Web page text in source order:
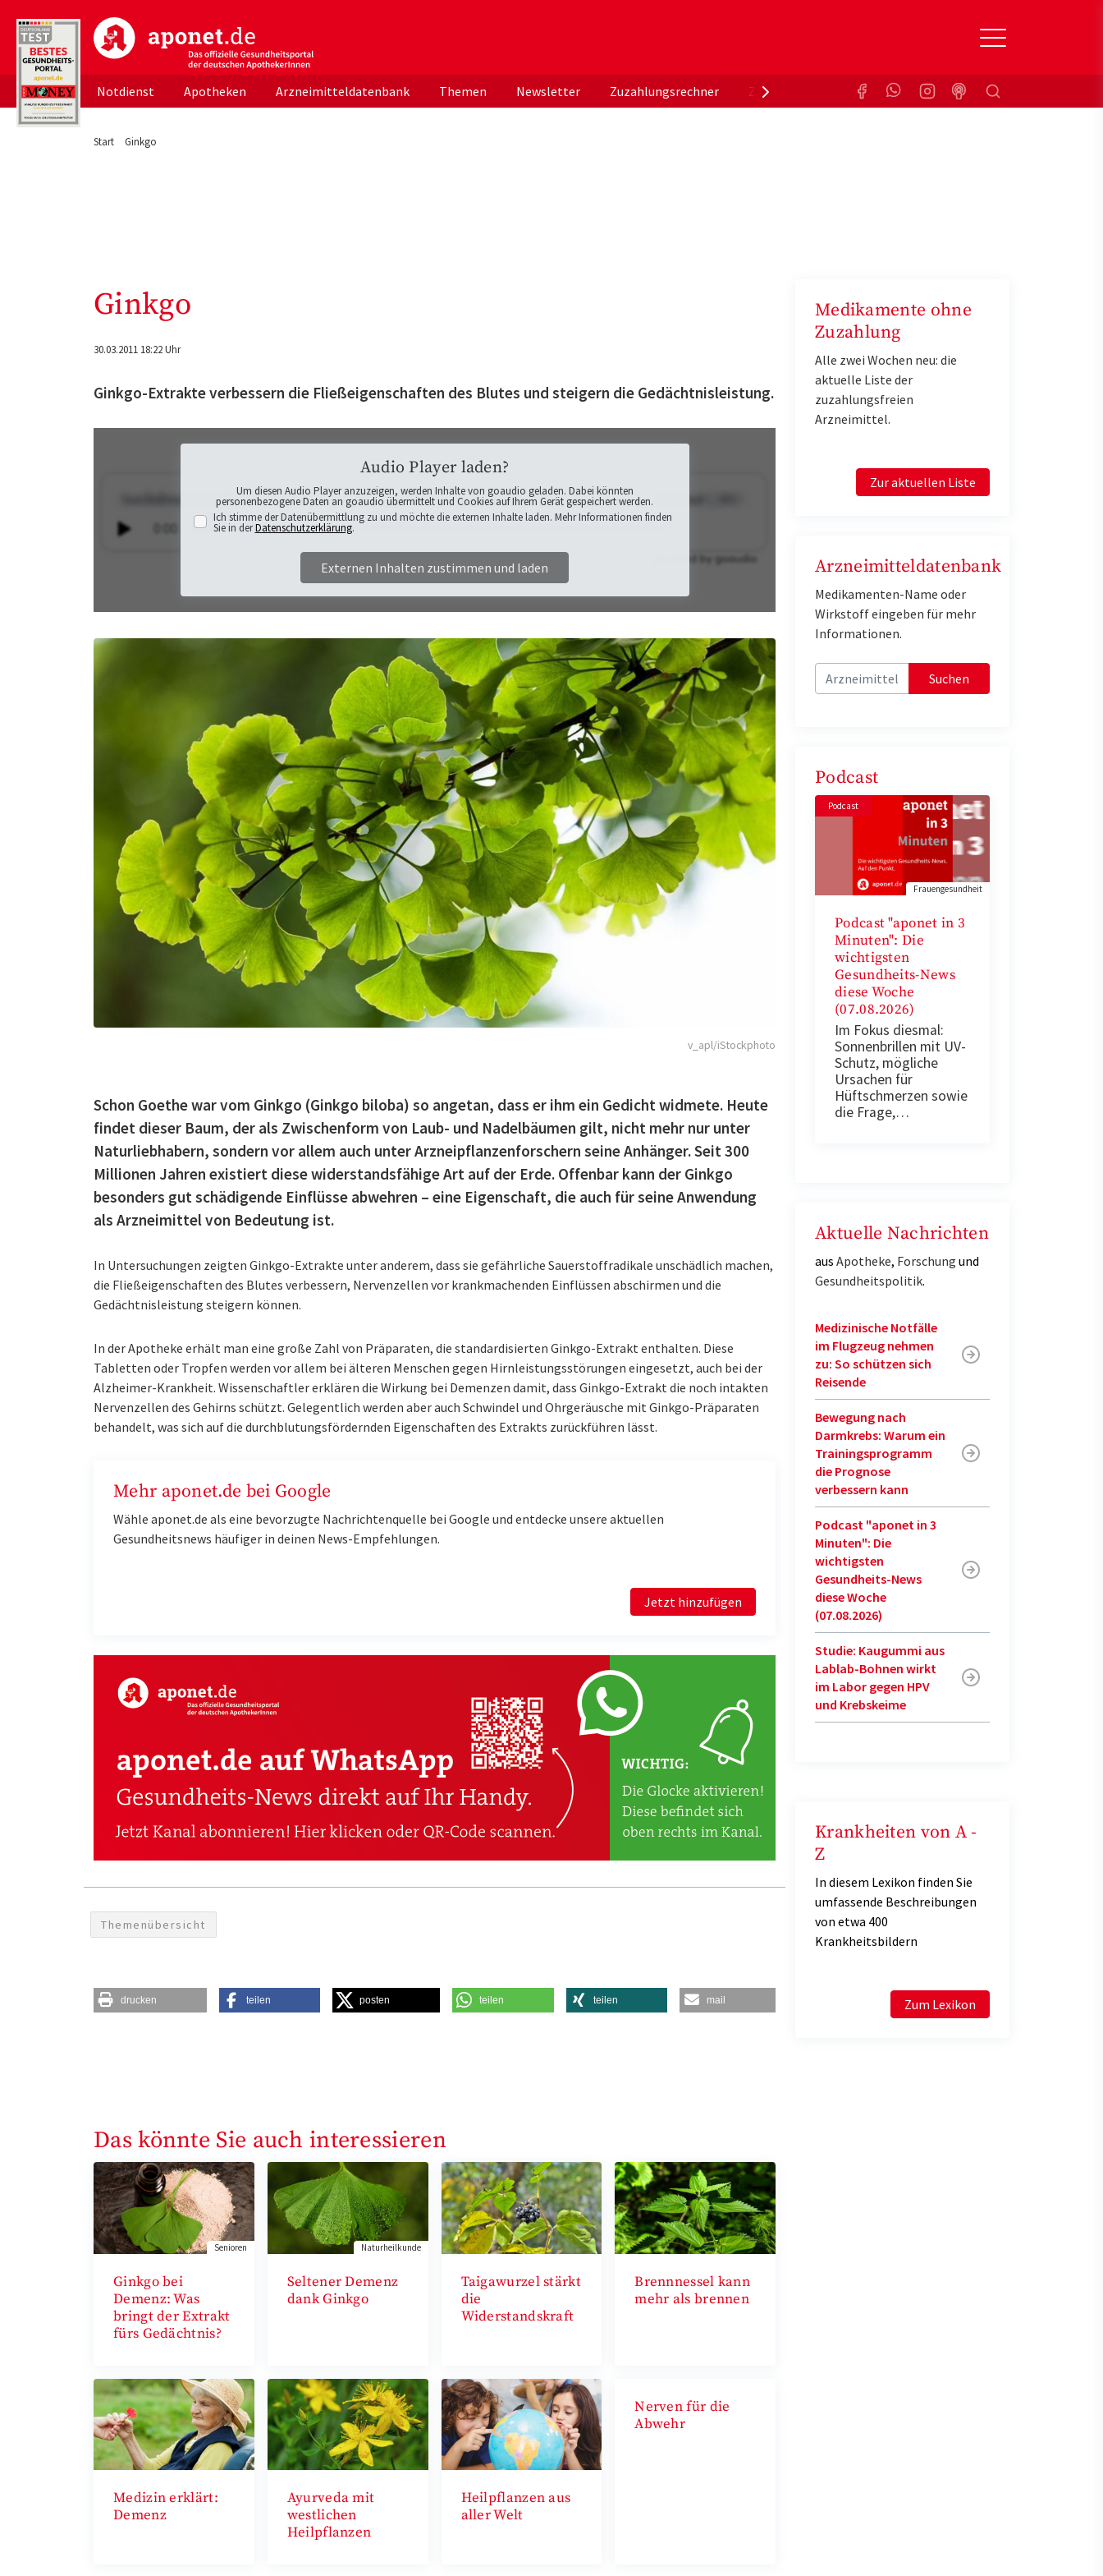
aponet.de - Das offizielle Gesundheitsportal der deutschen ApothekerInnen
Notdienst Apotheken Arzneimitteldatenbank Themen Newsletter Zuzahlungsrechner Zuzahlungsbefreiung KrankenkasseSuchen
Start Ginkgo
Ginkgo
30.03.2011 18:22 Uhr
Ginkgo-Extrakte verbessern die Fließeigenschaften des Blutes und steigern die Gedächtnisleistung.
Audio Player laden?
Um diesen Audio Player anzuzeigen, werden Inhalte von goaudio geladen. Dabei könnten
personenbezogene Daten an goaudio übermittelt und Cookies auf Ihrem Gerät gespeichert werden.
Ich stimme der Datenübermittlung zu und möchte die externen Inhalte laden. Mehr Informationen finden
Sie in derDatenschutzerklärung.
Externen Inhalten zustimmen und laden
v_apl/iStockphoto
Schon Goethe war vom Ginkgo (Ginkgo biloba) so angetan, dass er ihm ein Gedicht widmete. Heute
findet dieser Baum, der als Zwischenform von Laub- und Nadelbäumen gilt, nicht mehr nur unter
Naturliebhabern, sondern vor allem auch unter Arzneipflanzenforschern seine Anhänger. Seit 300
Millionen Jahren existiert diese widerstandsfähige Art auf der Erde. Offenbar kann der Ginkgo
besonders gut schädigende Einflüsse abwehren – eine Eigenschaft, die auch für seine Anwendung
als Arzneimittel von Bedeutung ist.
In Untersuchungen zeigten Ginkgo-Extrakte unter anderem, dass sie gefährliche Sauerstoffradikale unschädlich machen,
die Fließeigenschaften des Blutes verbessern, Nervenzellen vor krankmachenden Einflüssen abschirmen und die
Gedächtnisleistung steigern können.
In der Apotheke erhält man eine große Zahl von Präparaten, die standardisierten Ginkgo-Extrakt enthalten. Diese
Tabletten oder Tropfen werden vor allem bei älteren Menschen gegen Hirnleistungsstörungen eingesetzt, auch bei der
Alzheimer-Krankheit. Wissenschaftler erklären die Wirkung bei Demenzen damit, dass Ginkgo-Extrakt die noch intakten
Nervenzellen des Gehirns schützt. Gelegentlich werden aber auch Schwindel und Ohrgeräusche mit Ginkgo-Präparaten
behandelt, was sich auf die durchblutungsfördernden Eigenschaften des Extrakts zurückführen lässt.
Mehr aponet.de bei Google
Wähle aponet.de als eine bevorzugte Nachrichtenquelle bei Google und entdecke unsere aktuellen
Gesundheitsnews häufiger in deinen News-Empfehlungen.
Jetzt hinzufügen
Themenübersicht
drucken teilen posten teilen teilen mail
Das könnte Sie auch interessieren
Senioren
Ginkgo bei
Demenz: Was
bringt der Extrakt
fürs Gedächtnis?
Naturheilkunde
Seltener Demenz
dank Ginkgo
Taigawurzel stärkt
die
Widerstandskraft
Brennnessel kann
mehr als brennen
Medizin erklärt:
Demenz
Ayurveda mit
westlichen
Heilpflanzen
Heilpflanzen aus
aller Welt
Nerven für die
Abwehr
Medikamente ohne
Zuzahlung
Alle zwei Wochen neu: die
aktuelle Liste der
zuzahlungsfreien
Arzneimittel.
Zur aktuellen Liste
Arzneimitteldatenbank
Medikamenten-Name oder
Wirkstoff eingeben für mehr
Informationen.
Suchen
Podcast
Podcast
Frauengesundheit
Podcast "aponet in 3
Minuten": Die
wichtigsten
Gesundheits-News
diese Woche
(07.08.2026)
Im Fokus diesmal:
Sonnenbrillen mit UV-
Schutz, mögliche
Ursachen für
Hüftschmerzen sowie
die Frage,…
Aktuelle Nachrichten
aus Apotheke, Forschung und
Gesundheitspolitik.
Medizinische Notfälle
im Flugzeug nehmen
zu: So schützen sich
Reisende
Bewegung nach
Darmkrebs: Warum ein
Trainingsprogramm
die Prognose
verbessern kann
Podcast "aponet in 3
Minuten": Die
wichtigsten
Gesundheits-News
diese Woche
(07.08.2026)
Studie: Kaugummi aus
Lablab-Bohnen wirkt
im Labor gegen HPV
und Krebskeime
Krankheiten von A -
Z
In diesem Lexikon finden Sie
umfassende Beschreibungen
von etwa 400
Krankheitsbildern
Zum Lexikon